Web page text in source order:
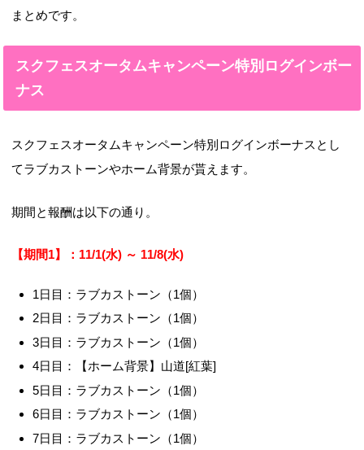
まとめです。
スクフェスオータムキャンペーン特別ログインボー
ナス
スクフェスオータムキャンペーン特別ログインボーナスとし
てラブカストーンやホーム背景が貰えます。
期間と報酬は以下の通り。
【期間1】：11/1(水) ～ 11/8(水)
1日目：ラブカストーン（1個）
2日目：ラブカストーン（1個）
3日目：ラブカストーン（1個）
4日目：【ホーム背景】山道[紅葉]
5日目：ラブカストーン（1個）
6日目：ラブカストーン（1個）
7日目：ラブカストーン（1個）